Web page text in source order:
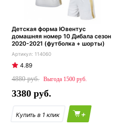
Детская форма Ювентус
домашняя номер 10 Дибала сезон
2020-2021 (футболка + шорты)
114060
4.89
4880
1500
3380
+